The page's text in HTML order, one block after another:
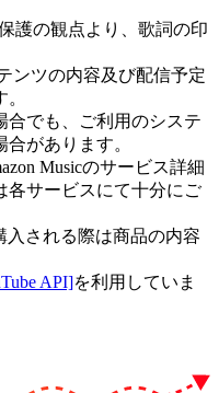
護の観点より、歌詞の印
ンツの内容及び配信予定
合でも、ご利用のシステ
があります。
Musicのサービス詳細
各サービスにて十分にご
入される際は商品の内容
API]を利用していま